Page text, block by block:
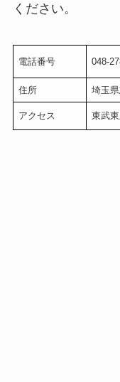
ください。
電話番号 048-
住所 埼玉
アクセス 東武